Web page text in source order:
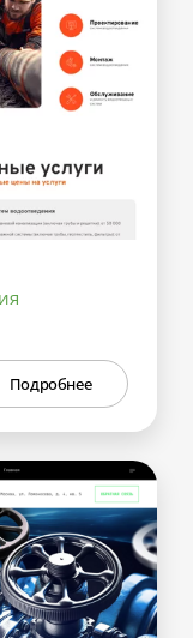
Подробнее